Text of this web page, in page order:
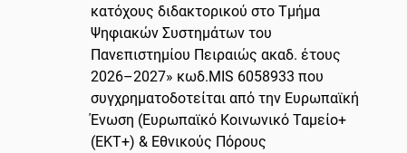
κατόχους διδακτορικού στο Τμήμα
Ψηφιακών Συστημάτων του
Πανεπιστημίου Πειραιώς ακαδ. έτους
2026–2027» κωδ.MIS 6058933 που
συγχρηματοδοτείται από την Ευρωπαϊκή
Ένωση (Ευρωπαϊκό Κοινωνικό Ταμείο+
(ΕΚΤ+) & Εθνικούς Πόρους